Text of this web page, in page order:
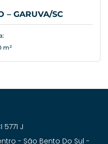
– GARUVA/SC
m²
5771 J
- São Bento Do Sul -